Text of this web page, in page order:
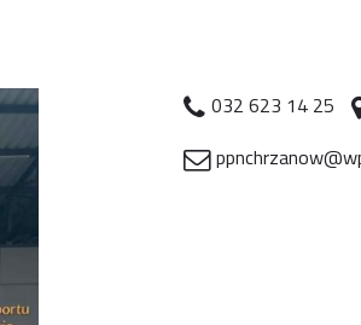
032 623 14 25